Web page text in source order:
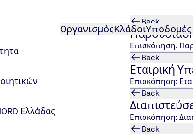
OργανισμόςΚλάδοι
Ελλάδας
Back
Επισκόπηση:
Back
Εταιρική
Επισκόπηση:
Back
Επισκόπηση:
Back
Hellas εγκαινιάζει
με δωρεάν webinar για τον κλάδο των